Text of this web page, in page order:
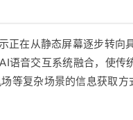
正在从静态屏幕逐步转向
语音交互系统融合，使传
等复杂场景的信息获取方